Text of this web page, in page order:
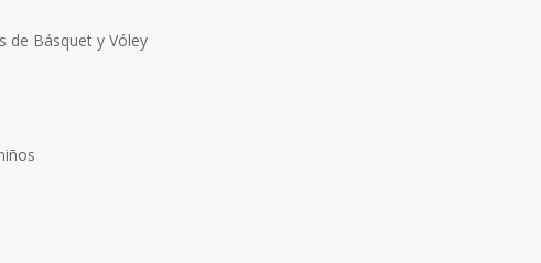
de Básquet y Vóley